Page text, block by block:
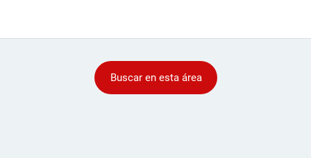
Buscar en esta área